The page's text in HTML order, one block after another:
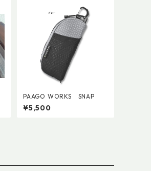
PAAGO WORKS SNAP
¥5,500